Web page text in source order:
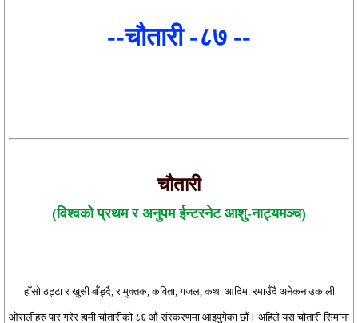
--चौतारी -८७ --
चौतारी
(विश्वको प्रथम र अनुपम ईन्टरनेट आशु-नाट्यमञ्च)
हाँसो ठट्टा र खुसी बाँड्दै, र मुक्तक, कविता, गजल, कथा आदिमा रमाउँदै अनेकन उकाली
ओरालीहरु पार गरेर हामी चौतारीको ८६ औं संस्करणमा आइपुगेका छौं। अहिले यस चौतारी सिमाना